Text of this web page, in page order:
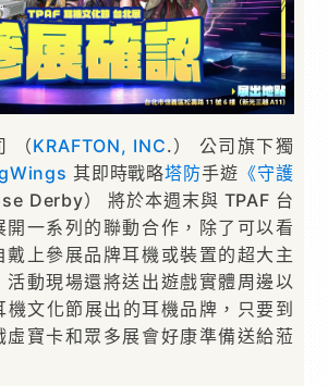
（KRAFTON, INC.） 公司旗下獨
其即時戰略塔防手遊 《守護
Derby） 將於本週末與 TPAF 台
開一系列的聯動合作，除了可以看
戴上參展品牌耳機或裝置的超大主
活動現場還將送出遊戲實體周邊以
機文化節展出的耳機品牌，只要到
虛寶卡和眾多展會好康準備送給蒞